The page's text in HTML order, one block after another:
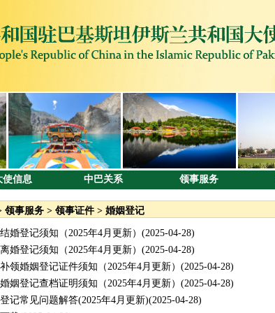
使信息 中巴关系 领事服务
领事服务> 领事证件> 婚姻登记
婚登记须知（2025年4月更新） (2025-04-28)
婚登记须知（2025年4月更新） (2025-04-28)
领婚姻登记证件须知（2025年4月更新） (2025-04-28)
姻登记查档证明须知（2025年4月更新） (2025-04-28)
记常见问题解答(2025年4月更新)(2025-04-28)